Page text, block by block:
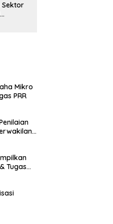
Sektor
Mikro
PRR
Tugas